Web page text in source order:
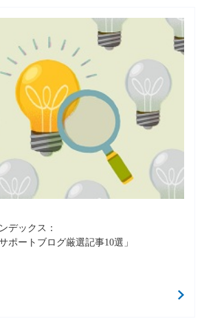
デックス：
ポートブログ厳選記事10選」